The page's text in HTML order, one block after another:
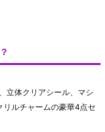
立体クリアシール、マシ
ルチャームの豪華4点セ